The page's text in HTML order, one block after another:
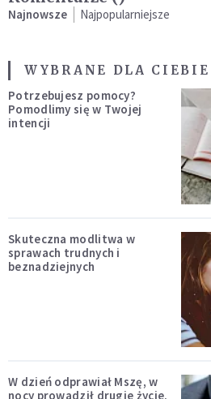
Najnowsze Najpopularniejsze
WYBRANE DLA CIEBIE
Potrzebujesz pomocy?
Pomodlimy się w Twojej
intencji
Skuteczna modlitwa w
sprawach trudnych i
beznadziejnych
W dzień odprawiał Mszę, w
nocy prowadził drugie życie.